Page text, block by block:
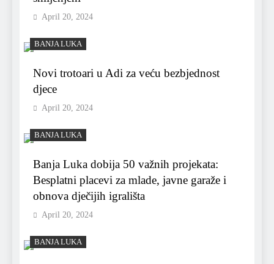
April 20, 2024
BANJA LUKA
Novi trotoari u Adi za veću bezbjednost
djece
April 20, 2024
BANJA LUKA
Banja Luka dobija 50 važnih projekata:
Besplatni placevi za mlade, javne garaže i
obnova dječijih igrališta
April 20, 2024
BANJA LUKA